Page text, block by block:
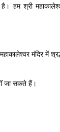
हम श्री
मंदिर में
जा सकते हैं।